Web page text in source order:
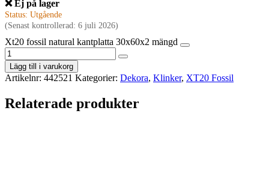
❌ Ej på lager
Status: Utgående
(Senast kontrollerad: 6 juli 2026)
Xt20 fossil natural kantplatta 30x60x2 mängd
Lägg till i varukorg
Artikelnr: 442521 Kategorier: Dekora, Klinker, XT20 Fossil
Relaterade produkter